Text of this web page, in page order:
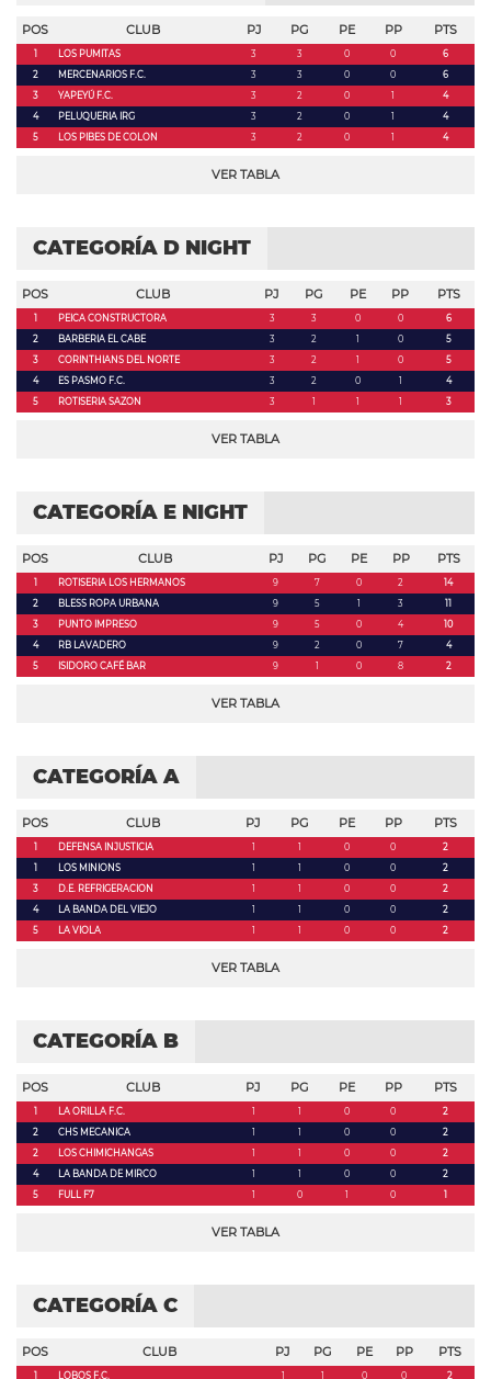
POS CLUB PJ PG PE PP PTS
1 LOS PUMITAS 3 3 0 0
6
2
MERCENARIOS F.C. 3 3 0 0
6
3
YAPEYÚ F.C. 3 2 0 1
4
4
PELUQUERIA IRG 3 2 0 1
4
5
LOS PIBES DE COLON 3 2 0 1 4
VER TABLA
CATEGORÍA D NIGHT
POS CLUB PJ PG PE PP PTS
1 PEICA CONSTRUCTORA 3 3 0 0
6
2
BARBERIA EL CABE 3 2 1 0
5
3
CORINTHIANS DEL NORTE 3 2 1 0
5
4
ES PASMO F.C. 3 2 0 1
4
5
ROTISERIA SAZON 3 1 1 1 3
VER TABLA
CATEGORÍA E NIGHT
POS CLUB PJ PG PE PP PTS
1 ROTISERIA LOS HERMANOS 9 7 0 2
14
2
BLESS ROPA URBANA 9 5 1 3
11
3
PUNTO IMPRESO 9 5 0 4
10
4
RB LAVADERO 9 2 0 7
4
5
ISIDORO CAFÉ BAR 9 1 0 8 2
VER TABLA
CATEGORÍA A
POS CLUB PJ PG PE PP PTS
1 DEFENSA INJUSTICIA 1 1 0 0
2
1
LOS MINIONS 1 1 0 0
2
3
D.E. REFRIGERACION 1 1 0 0
2
4
LA BANDA DEL VIEJO 1 1 0 0
2
5
LA VIOLA 1 1 0 0 2
VER TABLA
CATEGORÍA B
POS CLUB PJ PG PE PP PTS
1 LA ORILLA F.C. 1 1 0 0
2
2
CHS MECANICA 1 1 0 0
2
2
LOS CHIMICHANGAS 1 1 0 0
2
4
LA BANDA DE MIRCO 1 1 0 0
2
5
FULL F7 1 0 1 0 1
VER TABLA
CATEGORÍA C
POS CLUB PJ PG PE PP PTS
1 LOBOS F.C. 1 1 0 0
2